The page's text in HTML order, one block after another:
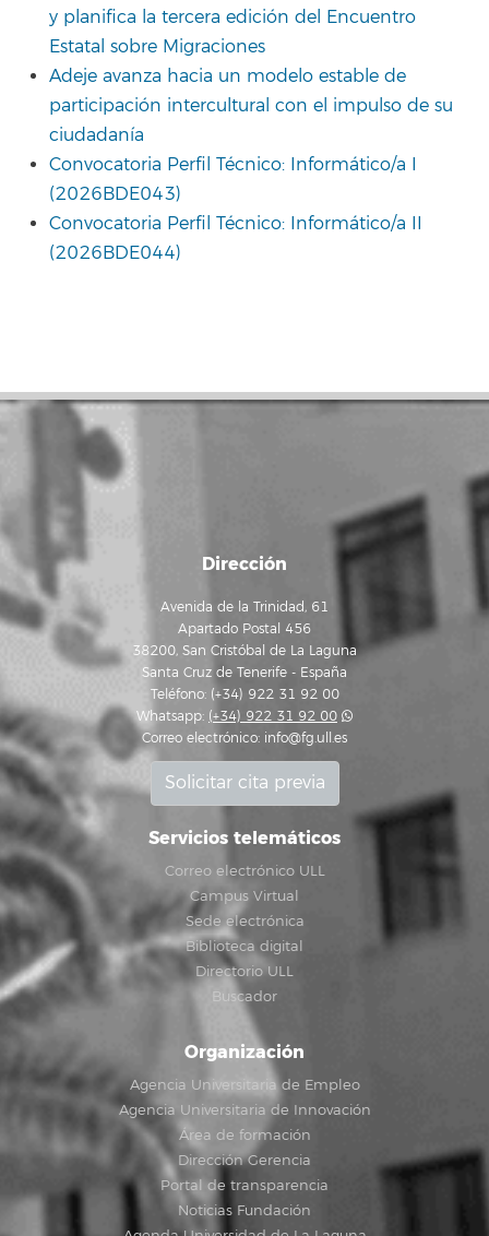
y planifica la tercera edición del Encuentro
Estatal sobre Migraciones
Adeje avanza hacia un modelo estable de
participación intercultural con el impulso de su
ciudadanía
Convocatoria Perfil Técnico: Informático/a I
(2026BDE043)
Convocatoria Perfil Técnico: Informático/a II
(2026BDE044)
Dirección
Avenida de la Trinidad, 61
Apartado Postal 456
38200, San Cristóbal de La Laguna
Santa Cruz de Tenerife - España
Teléfono: (+34) 922 31 92 00
Whatsapp: (+34) 922 31 92 00
Correo electrónico: info@fg.ull.es
Solicitar cita previa
Servicios telemáticos
Correo electrónico ULL
Campus Virtual
Sede electrónica
Biblioteca digital
Directorio ULL
Buscador
Organización
Agencia Universitaria de Empleo
Agencia Universitaria de Innovación
Área de formación
Dirección Gerencia
Portal de transparencia
Noticias Fundación